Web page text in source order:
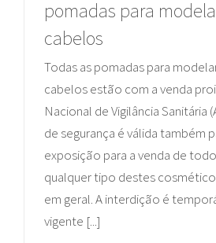
pomadas para
cabelos
Todas as pomadas para
cabelos estão com a venda
Nacional de Vigilância Sanitária
de segurança é válida também
exposição para a venda de
qualquer tipo destes
em geral. A interdição é
vigente [...]